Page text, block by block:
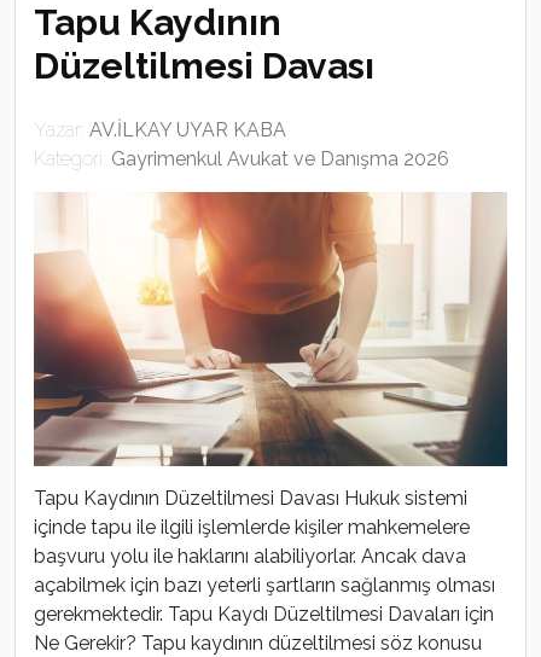
Tapu Kaydının
Düzeltilmesi Davası
Yazar: AV.İLKAY UYAR KABA
Kategori: Gayrimenkul Avukat ve Danışma 2026
Tapu Kaydının Düzeltilmesi Davası Hukuk sistemi
içinde tapu ile ilgili işlemlerde kişiler mahkemelere
başvuru yolu ile haklarını alabiliyorlar. Ancak dava
açabilmek için bazı yeterli şartların sağlanmış olması
gerekmektedir. Tapu Kaydı Düzeltilmesi Davaları için
Ne Gerekir? Tapu kaydının düzeltilmesi söz konusu